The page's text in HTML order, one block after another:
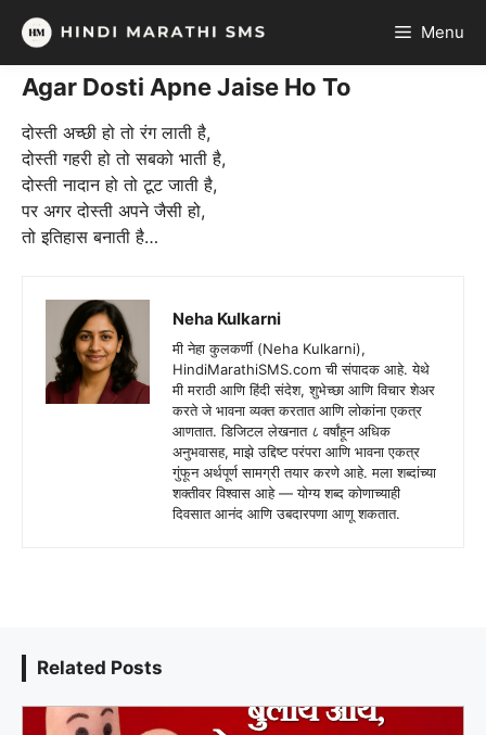
Skip
content
Menu
Agar Dosti Apne Jaise Ho To
दोस्ती अच्छी हो तो रंग लाती है,
दोस्ती गहरी हो तो सबको भाती है,
दोस्ती नादान हो तो टूट जाती है,
पर अगर दोस्ती अपने जैसी हो,
तो इतिहास बनाती है…
Neha Kulkarni
मी नेहा कुलकर्णी (Neha Kulkarni),
HindiMarathiSMS.com ची संपादक आहे. येथे
मी मराठी आणि हिंदी संदेश, शुभेच्छा आणि विचार शेअर
करते जे भावना व्यक्त करतात आणि लोकांना एकत्र
आणतात. डिजिटल लेखनात ८ वर्षांहून अधिक
अनुभवासह, माझे उद्दिष्ट परंपरा आणि भावना एकत्र
गुंफून अर्थपूर्ण सामग्री तयार करणे आहे. मला शब्दांच्या
शक्तीवर विश्वास आहे — योग्य शब्द कोणाच्याही
दिवसात आनंद आणि उबदारपणा आणू शकतात.
Related Posts